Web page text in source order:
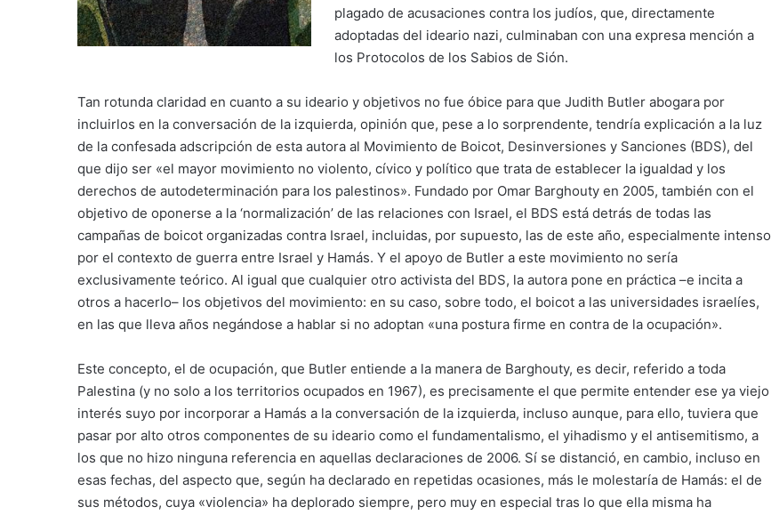
plagado de acusaciones contra los judíos, que, directamente
adoptadas del ideario nazi, culminaban con una expresa mención a
los Protocolos de los Sabios de Sión.
Tan rotunda claridad en cuanto a su ideario y objetivos no fue óbice para que Judith Butler abogara por
incluirlos en la conversación de la izquierda, opinión que, pese a lo sorprendente, tendría explicación a la luz
de la confesada adscripción de esta autora al Movimiento de Boicot, Desinversiones y Sanciones (BDS), del
que dijo ser «el mayor movimiento no violento, cívico y político que trata de establecer la igualdad y los
derechos de autodeterminación para los palestinos». Fundado por Omar Barghouty en 2005, también con el
objetivo de oponerse a la ‘normalización’ de las relaciones con Israel, el BDS está detrás de todas las
campañas de boicot organizadas contra Israel, incluidas, por supuesto, las de este año, especialmente intenso
por el contexto de guerra entre Israel y Hamás. Y el apoyo de Butler a este movimiento no sería
exclusivamente teórico. Al igual que cualquier otro activista del BDS, la autora pone en práctica –e incita a
otros a hacerlo– los objetivos del movimiento: en su caso, sobre todo, el boicot a las universidades israelíes,
en las que lleva años negándose a hablar si no adoptan «una postura firme en contra de la ocupación».
Este concepto, el de ocupación, que Butler entiende a la manera de Barghouty, es decir, referido a toda
Palestina (y no solo a los territorios ocupados en 1967), es precisamente el que permite entender ese ya viejo
interés suyo por incorporar a Hamás a la conversación de la izquierda, incluso aunque, para ello, tuviera que
pasar por alto otros componentes de su ideario como el fundamentalismo, el yihadismo y el antisemitismo, a
los que no hizo ninguna referencia en aquellas declaraciones de 2006. Sí se distanció, en cambio, incluso en
esas fechas, del aspecto que, según ha declarado en repetidas ocasiones, más le molestaría de Hamás: el de
sus métodos, cuya «violencia» ha deplorado siempre, pero muy en especial tras lo que ella misma ha